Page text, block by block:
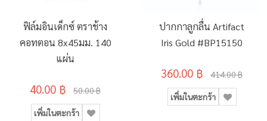
ฟิล์มอินเด็กซ์ ตราช้าง
คอทตอน 8x45มม. 140
แผ่น
40.00 ฿ 50.00 ฿
เพิ่มในตะกร้า
ปากกาลูกลื่น Artifact
Iris Gold #BP15150
360.00 ฿ 414.00 ฿
เพิ่มในตะกร้า